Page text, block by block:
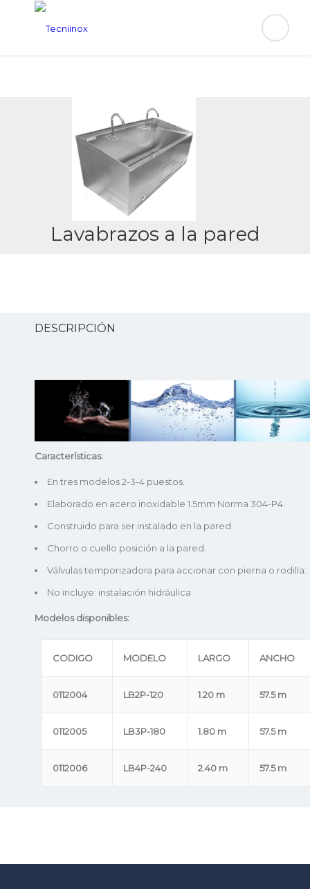
Lavabrazos a la pared
DESCRIPCIÓN
Características:
En tres modelos 2-3-4 puestos.
Elaborado en acero inoxidable 1.5mm Norma 304-P4.
Construido para ser instalado en la pared.
Chorro o cuello posición a la pared.
Válvulas temporizadora para accionar con pierna o rodilla.
No incluye: instalación hidráulica
Modelos disponibles:
CODIGO MODELO LARGO ANCHO
0112004 LB2P-120 1.20 m 57.5 m
0112005 LB3P-180 1.80 m 57.5 m
0112006 LB4P-240 2.40 m 57.5 m